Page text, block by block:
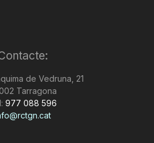
de Vedruna, 21
Tarragona
977 088 596